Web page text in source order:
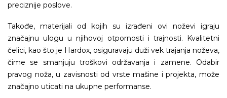
preciznije poslove.
Takođe, materijali od kojih su izrađeni ovi noževi igraju
značajnu ulogu u njihovoj otpornosti i trajnosti. Kvalitetni
čelici, kao što je Hardox, osiguravaju duži vek trajanja noževa,
čime se smanjuju troškovi održavanja i zamene. Odabir
pravog noža, u zavisnosti od vrste mašine i projekta, može
značajno uticati na ukupne performanse.